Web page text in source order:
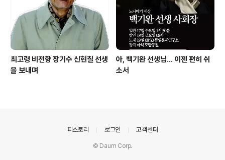
최고령 비전향 장기수 신현칠 선생
을 보내며
아, 백기완 선생님... 이젠 편히 쉬
소서
티스토리 로그인 고객센터
© Daum Corp.